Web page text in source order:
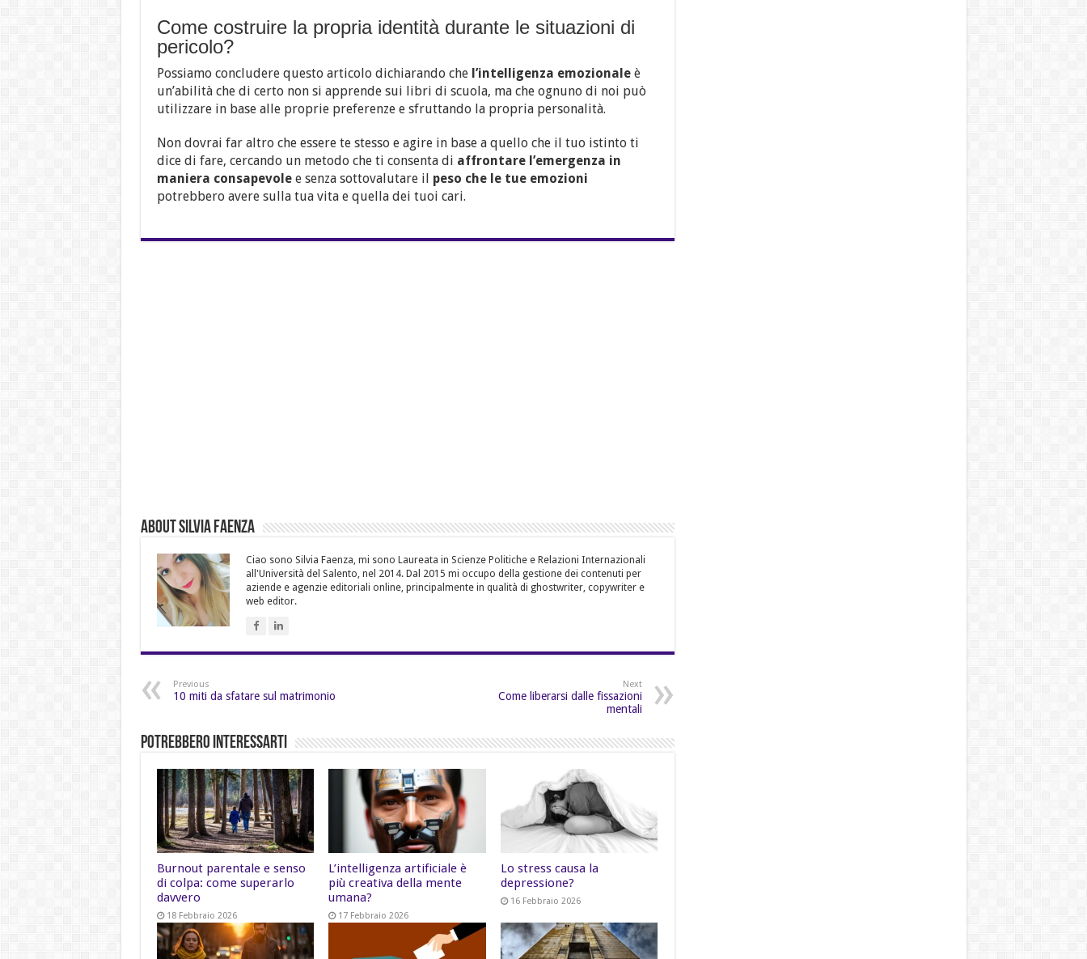
Come costruire la propria identità durante le situazioni di
pericolo?
Possiamo concludere questo articolo dichiarando che l’intelligenza emozionale è
un’abilità che di certo non si apprende sui libri di scuola, ma che ognuno di noi può
utilizzare in base alle proprie preferenze e sfruttando la propria personalità.
Non dovrai far altro che essere te stesso e agire in base a quello che il tuo istinto ti
dice di fare, cercando un metodo che ti consenta di affrontare l’emergenza in
maniera consapevolee senza sottovalutare il peso che le tue emozioni
potrebbero avere sulla tua vita e quella dei tuoi cari.
About Silvia Faenza
Ciao sono Silvia Faenza, mi sono Laureata in Scienze Politiche e Relazioni Internazionali
all'Università del Salento, nel 2014. Dal 2015 mi occupo della gestione dei contenuti per
aziende e agenzie editoriali online, principalmente in qualità di ghostwriter, copywriter e
web editor.
Previous
10 miti da sfatare sul matrimonio
Next
Come liberarsi dalle fissazioni
mentali
Potrebbero Interessarti
Burnout parentale e senso
di colpa: come superarlo
davvero
18 Febbraio 2026
L’intelligenza artificiale è
più creativa della mente
umana?
17 Febbraio 2026
Lo stress causa la
depressione?
16 Febbraio 2026